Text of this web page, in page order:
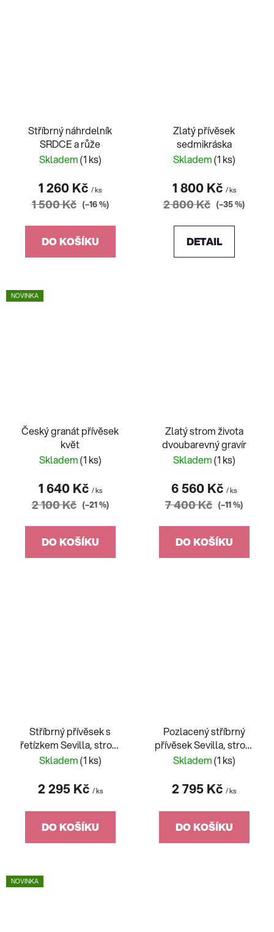
Stříbrný náhrdelník
SRDCE a růže
Skladem(1 ks)
1 260 Kč / ks
1 500 Kč (–16 %)
DO KOŠÍKU
Zlatý přívěsek
sedmikráska
Skladem(1 ks)
1 800 Kč / ks
2 800 Kč (–35 %)
DETAIL
NOVINKA
Český granát přívěsek
květ
Skladem(1 ks)
1 640 Kč / ks
2 100 Kč (–21 %)
DO KOŠÍKU
Zlatý strom života
dvoubarevný gravír
Skladem(1 ks)
6 560 Kč / ks
7 400 Kč (–11 %)
DO KOŠÍKU
Stříbrný přívěsek s
řetízkem Sevilla, strom
života s kubickou zirkonií
Skladem(1 ks)
2 295 Kč / ks
DO KOŠÍKU
Pozlacený stříbrný
přívěsek Sevilla, strom
života s kubickou zirkonií
Skladem(1 ks)
2 795 Kč / ks
DO KOŠÍKU
NOVINKA